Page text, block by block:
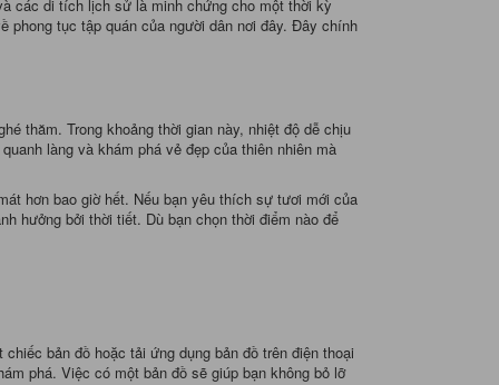
các di tích lịch sử là minh chứng cho một thời kỳ
phong tục tập quán của người dân nơi đây. Đây chính
thăm. Trong khoảng thời gian này, nhiệt độ dễ chịu
làng và khám phá vẻ đẹp của thiên nhiên mà
hơn bao giờ hết. Nếu bạn yêu thích sự tươi mới của
hưởng bởi thời tiết. Dù bạn chọn thời điểm nào để
bản đồ hoặc tải ứng dụng bản đồ trên điện thoại
phá. Việc có một bản đồ sẽ giúp bạn không bỏ lỡ